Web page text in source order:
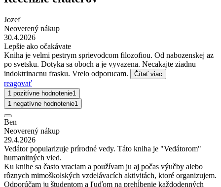
Jozef
Neoverený nákup
30.4.2026
Lepšie ako očakávate
Kniha je velmi pestrym sprievodcom filozofiou. Od nabozenskej az
po svetsku. Dotyka sa oboch a je vyvazena. Necakajte ziadnu
indoktrinacnu frasku. Vrelo odporucam.
Čítať viac
reagovať
1 pozitívne hodnotenie1
1 negatívne hodnotenie1
Ben
Neoverený nákup
29.4.2026
Vedátor popularizuje prírodné vedy. Táto kniha je "Vedátorom"
humanitných vied.
Ku knihe sa často vraciam a používam ju aj počas výučby alebo
rôznych mimoškolských vzdelávacích aktivitách, ktoré organizujem.
Odporúčam ju študentom a ľuďom na prehĺbenie každodenných